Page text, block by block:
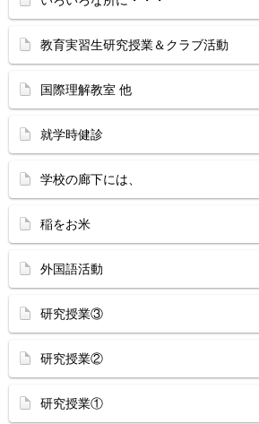
教育実習生研究授業＆クラブ活動
国際理解教室 他
就学時健診
学校の廊下には、
稲をお米
外国語活動
研究授業③
研究授業②
研究授業①